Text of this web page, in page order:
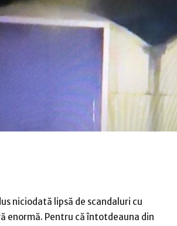
niciodată lipsă de scandaluri cu
enormă. Pentru că întotdeauna din